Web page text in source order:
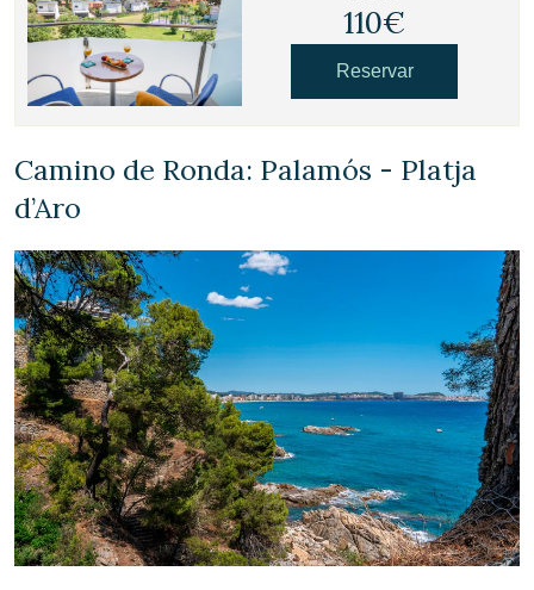
110€
Reservar
Camino de Ronda: Palamós - Platja
d’Aro